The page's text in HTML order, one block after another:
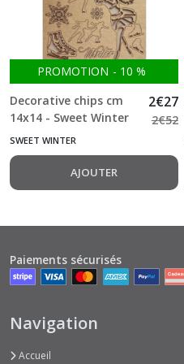
PROMOTION - 10 %
Decorative chips cm
14x14 - Sweet Winter
Ice Skater Stamperia
2€27
2€52
SWEET WINTER
AJOUTER
Paiements sécurisés
Navigation
Accueil